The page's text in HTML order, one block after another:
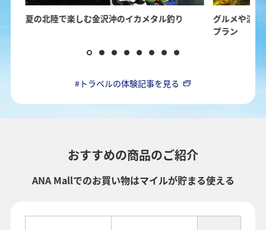
夏の北陸で楽しむ金沢沖のイカメタル釣り
グルメや温
プラン
#トラベルの体験記事を見る
おすすめの商品のご紹介
ANA Mallでのお買い物はマイルが貯まる使える